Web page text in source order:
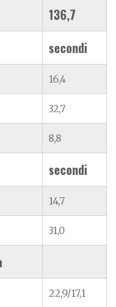
136,7
secondi
16,4
32,7
8,8
secondi
14,7
31,0
22,9/17,1